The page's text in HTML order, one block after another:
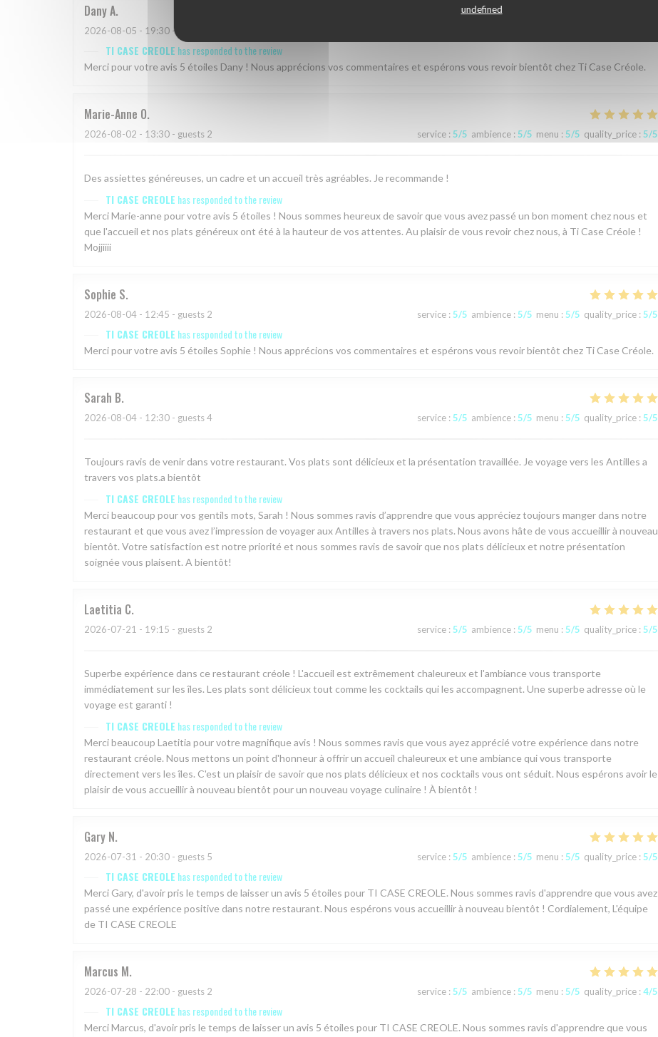
undefined
DanyA
2026-08-05 - 19:30 - guests 2
TI CASE CREOLE has responded to the review
Merci pour votre avis 5 étoiles Dany ! Nous apprécions vos commentaires et espérons vous revoir bientôt chez Ti Case Créole.
Marie-Anne O
2026-08-02 - 13:30 - guests 2 service : 5/5 ambience : 5/5 menu : 5/5 quality_price : 5/5
Des assiettes généreuses, un cadre et un accueil très agréables. Je recommande !
TI CASE CREOLE has responded to the review
Merci Marie-anne pour votre avis 5 étoiles ! Nous sommes heureux de savoir que vous avez passé un bon moment chez nous et
que l'accueil et nos plats généreux ont été à la hauteur de vos attentes. Au plaisir de vous revoir chez nous, à Ti Case Créole !
Mojjiiii
Sophie S
2026-08-04 - 12:45 - guests 2 service : 5/5 ambience : 5/5 menu : 5/5 quality_price : 5/5
TI CASE CREOLE has responded to the review
Merci pour votre avis 5 étoiles Sophie ! Nous apprécions vos commentaires et espérons vous revoir bientôt chez Ti Case Créole.
Sarah B
2026-08-04 - 12:30 - guests 4 service : 5/5 ambience : 5/5 menu : 5/5 quality_price : 5/5
Toujours ravis de venir dans votre restaurant. Vos plats sont délicieux et la présentation travaillée. Je voyage vers les Antilles a
travers vos plats.a bientôt
TI CASE CREOLE has responded to the review
Merci beaucoup pour vos gentils mots, Sarah ! Nous sommes ravis d’apprendre que vous appréciez toujours manger dans notre
restaurant et que vous avez l’impression de voyager aux Antilles à travers nos plats. Nous avons hâte de vous accueillir à nouveau
bientôt. Votre satisfaction est notre priorité et nous sommes ravis de savoir que nos plats délicieux et notre présentation
soignée vous plaisent. A bientôt!
Laetitia C
2026-07-21 - 19:15 - guests 2 service : 5/5 ambience : 5/5 menu : 5/5 quality_price : 5/5
Superbe expérience dans ce restaurant créole ! L'accueil est extrêmement chaleureux et l'ambiance vous transporte
immédiatement sur les îles. Les plats sont délicieux tout comme les cocktails qui les accompagnent. Une superbe adresse où le
voyage est garanti !
TI CASE CREOLE has responded to the review
Merci beaucoup Laetitia pour votre magnifique avis ! Nous sommes ravis que vous ayez apprécié votre expérience dans notre
restaurant créole. Nous mettons un point d'honneur à offrir un accueil chaleureux et une ambiance qui vous transporte
directement vers les îles. C'est un plaisir de savoir que nos plats délicieux et nos cocktails vous ont séduit. Nous espérons avoir le
plaisir de vous accueillir à nouveau bientôt pour un nouveau voyage culinaire ! À bientôt !
Gary N
2026-07-31 - 20:30 - guests 5 service : 5/5 ambience : 5/5 menu : 5/5 quality_price : 5/5
TI CASE CREOLE has responded to the review
Merci Gary, d'avoir pris le temps de laisser un avis 5 étoiles pour TI CASE CREOLE. Nous sommes ravis d'apprendre que vous avez
passé une expérience positive dans notre restaurant. Nous espérons vous accueillir à nouveau bientôt ! Cordialement, L'équipe
de TI CASE CREOLE
Marcus M
2026-07-28 - 22:00 - guests 2 service : 5/5 ambience : 5/5 menu : 5/5 quality_price : 4/5
TI CASE CREOLE has responded to the review
Merci Marcus, d'avoir pris le temps de laisser un avis 5 étoiles pour TI CASE CREOLE. Nous sommes ravis d'apprendre que vous